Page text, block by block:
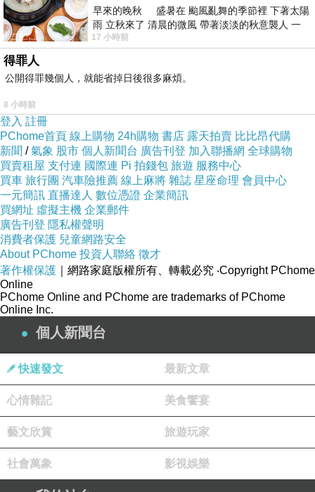
明日大暑，夏安
旅人
謝謝红楼並肩
並回應美詩
旅人
2026-07-10 15:17:32
謝赏《樓並肩
普回應美詩
午安安
看更多回應
早來的晚秋 盛暑在 颱風亂舞的季節裡 下著太陽
雨 立秋來了 清晨的微風 帶著淡淡的秋意襲人 一
下子 又被赤
17 小時前
得罪人
公開得罪幾個人，就能省掉日後很多麻煩。
8 小時前
登入 註冊
PChome首頁 線上購物 24h購物 書店 露天拍賣 比比昂代購
新聞 /氣象 股市 個人新聞台 廣告刊登 加入聯播網 全球購物
買賣租屋 支付連 國際連 Pi 拍錢包 旅遊 服務中心
買車 旅行團 汽車險推薦 線上麻將 雜誌 星座命理 會員中心
一元簡訊 直播達人 數位憑證 企業簡訊
買網址 虛擬主機 企業郵件
廣告刊登 隱私權聲明
消費者保護 兒童網路安全
About PChome 投資人聯絡 徵才
著作權保護 ｜網路家庭版權所有、轉載必究 ‧Copyright PChome
Online
PChome Online and PChome are trademarks of PChome
Online Inc.
個人新聞台
快速發文 最新文章
心情雜記 美食饗宴
藝文欣賞 旅遊玩家
社會萬象 影視娛樂